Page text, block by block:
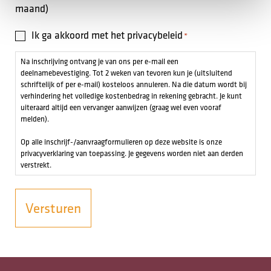
maand)
Toestemming
Ik ga akkoord met het privacybeleid*
Na inschrijving ontvang je van ons per e-mail een
deelnamebevestiging. Tot 2 weken van tevoren kun je (uitsluitend
schriftelijk of per e-mail) kosteloos annuleren. Na die datum wordt bij
verhindering het volledige kostenbedrag in rekening gebracht. Je kunt
uiteraard altijd een vervanger aanwijzen (graag wel even vooraf
melden).
Op alle inschrijf-/aanvraagformulieren op deze website is onze
privacyverklaring van toepassing. Je gegevens worden niet aan derden
verstrekt.